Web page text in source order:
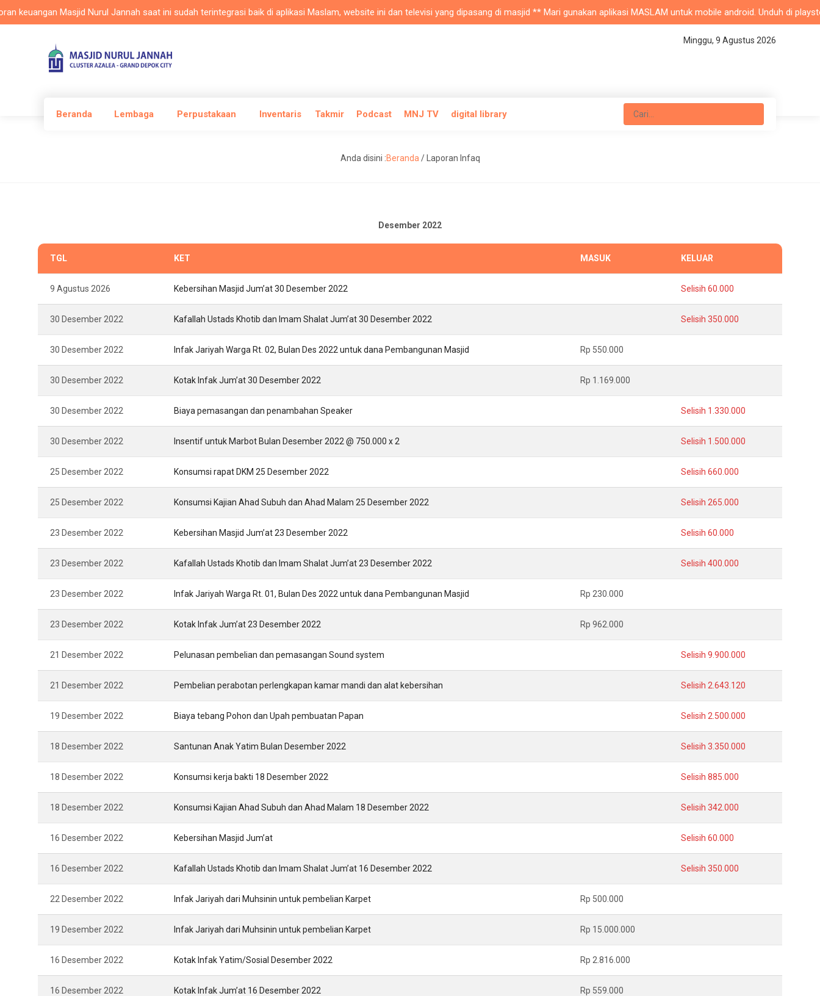
Masjid Nurul Jannah saat ini sudah terintegrasi baik di aplikasi Maslam, website ini dan televisi yang dipasang di masjid ** Mari gunakan aplikasi MASLAM untuk mobile android. Unduh di
Minggu, 9 Agustus 2026
Beranda Lembaga Perpustakaan Inventaris Takmir Podcast MNJ TV digital library
Anda disini :Beranda / Laporan Infaq
Desember 2022
TGL KET MASUK KELUAR
9 Agustus 2026 Kebersihan Masjid Jum’at 30 Desember 2022 Selisih 60.000
30 Desember 2022 Kafallah Ustads Khotib dan Imam Shalat Jum’at 30 Desember 2022 Selisih 350.000
30 Desember 2022 Infak Jariyah Warga Rt. 02, Bulan Des 2022 untuk dana Pembangunan Masjid Rp 550.000
30 Desember 2022 Kotak Infak Jum’at 30 Desember 2022 Rp 1.169.000
30 Desember 2022 Biaya pemasangan dan penambahan Speaker Selisih 1.330.000
30 Desember 2022 Insentif untuk Marbot Bulan Desember 2022 @ 750.000 x 2 Selisih 1.500.000
25 Desember 2022 Konsumsi rapat DKM 25 Desember 2022 Selisih 660.000
25 Desember 2022 Konsumsi Kajian Ahad Subuh dan Ahad Malam 25 Desember 2022 Selisih 265.000
23 Desember 2022 Kebersihan Masjid Jum’at 23 Desember 2022 Selisih 60.000
23 Desember 2022 Kafallah Ustads Khotib dan Imam Shalat Jum’at 23 Desember 2022 Selisih 400.000
23 Desember 2022 Infak Jariyah Warga Rt. 01, Bulan Des 2022 untuk dana Pembangunan Masjid Rp 230.000
23 Desember 2022 Kotak Infak Jum’at 23 Desember 2022 Rp 962.000
21 Desember 2022 Pelunasan pembelian dan pemasangan Sound system Selisih 9.900.000
21 Desember 2022 Pembelian perabotan perlengkapan kamar mandi dan alat kebersihan Selisih 2.643.120
19 Desember 2022 Biaya tebang Pohon dan Upah pembuatan Papan Selisih 2.500.000
18 Desember 2022 Santunan Anak Yatim Bulan Desember 2022 Selisih 3.350.000
18 Desember 2022 Konsumsi kerja bakti 18 Desember 2022 Selisih 885.000
18 Desember 2022 Konsumsi Kajian Ahad Subuh dan Ahad Malam 18 Desember 2022 Selisih 342.000
16 Desember 2022 Kebersihan Masjid Jum’at Selisih 60.000
16 Desember 2022 Kafallah Ustads Khotib dan Imam Shalat Jum’at 16 Desember 2022 Selisih 350.000
22 Desember 2022 Infak Jariyah dari Muhsinin untuk pembelian Karpet Rp 500.000
19 Desember 2022 Infak Jariyah dari Muhsinin untuk pembelian Karpet Rp 15.000.000
16 Desember 2022 Kotak Infak Yatim/Sosial Desember 2022 Rp 2.816.000
16 Desember 2022 Kotak Infak Jum’at 16 Desember 2022 Rp 559.000